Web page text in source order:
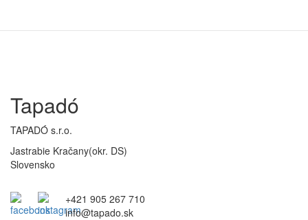
Tapadó
TAPADÓ s.r.o.
Jastrabie Kračany(okr. DS)
Slovensko
+421 905 267 710
info@tapado.sk